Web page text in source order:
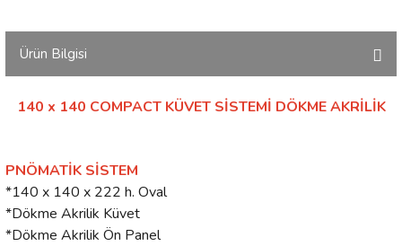
Ürün Bilgisi
140 x 140 COMPACT KÜVET SİSTEMİ DÖKME AKRİLİK
PNÖMATİK SİSTEM
*140 x 140 x 222 h. Oval
*Dökme Akrilik Küvet
*Dökme Akrilik Ön Panel